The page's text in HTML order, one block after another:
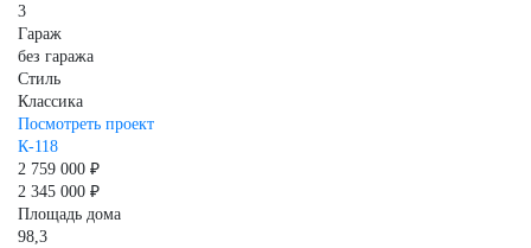
3
Гараж
без гаража
Стиль
Классика
Посмотреть проект
К-118
2 759 000 ₽
2 345 000 ₽
Площадь дома
98,3